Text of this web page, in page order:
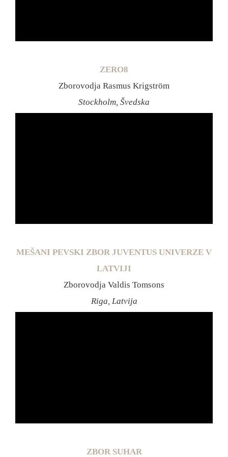
ZERO8
Zborovodja Rasmus Krigström
Stockholm, Švedska
MEŠANI PEVSKI ZBOR JUVENTUS UNIVERZE V
LATVIJI
Zborovodja Valdis Tomsons
Riga, Latvija
ZBOR SUHAR